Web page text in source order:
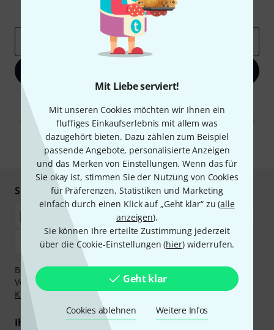
Mit Liebe serviert!
Mit unseren Cookies möchten wir Ihnen ein
fluffiges Einkaufserlebnis mit allem was
dazugehört bieten. Dazu zählen zum Beispiel
passende Angebote, personalisierte Anzeigen
und das Merken von Einstellungen. Wenn das für
Sie okay ist, stimmen Sie der Nutzung von Cookies
für Präferenzen, Statistiken und Marketing
einfach durch einen Klick auf „Geht klar“ zu (alle
anzeigen).
Sie können Ihre erteilte Zustimmung jederzeit
über die Cookie-Einstellungen (hier) widerrufen.
Geht klar
Cookies ablehnen Weitere Infos
Inspirierende Beiträge
Deals
Mit Klick auf „Jetzt anmelden“ stimmen Sie dem Erhalt von E-Mail-
Werbung und einer Messung des E-Mail-Nutzungsverhaltens zu. Die
Abmeldung ist jederzeit möglich. Weitere Informationen finden Sie in
unserenDatenschutzhinweisen.
* Pflichtfeld
Sicher einkaufen & bezahlen
Bezahlen Sie vertraulich und sicher per Nachnahme,
Vorkasse, PayPal, Amazon Pay,Klarna Sofort bezahlen ,
Klarna Ratenzahlungoder Kreditkarte.
Ihre Vorteile